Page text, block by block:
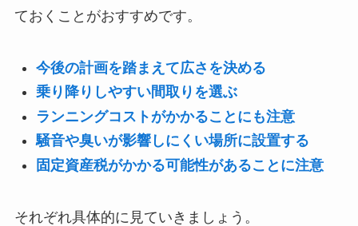
ておくことがおすすめです。
今後の計画を踏まえて広さを決める
乗り降りしやすい間取りを選ぶ
ランニングコストがかかることにも注意
騒音や臭いが影響しにくい場所に設置する
固定資産税がかかる可能性があることに注意
それぞれ具体的に見ていきましょう。